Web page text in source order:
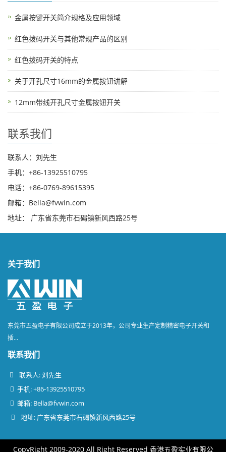
金属按键开关简介规格及应用领域
红色拨码开关与其他常规产品的区别
红色拨码开关的特点
关于开孔尺寸16mm的金属按钮讲解
12mm带线开孔尺寸金属按钮开关
联系我们
联系人：刘先生
手机：+86-13925510795
电话：+86-0769-89615395
邮箱：Bella@fvwin.com
地址： 广东省东莞市石碣镇新风西路25号
关于我们
东莞市五盈电子有限公司成立于2013年，公司专业生产定制精密电子开关和
插...
联系我们
联系人: 刘先生
手机: +86-13925510795
邮箱: Bella@fvwin.com
地址: 广东省东莞市石碣镇新风西路25号
CopyRight 2009-2020 All Right Reserved 香港五盈实业有限公